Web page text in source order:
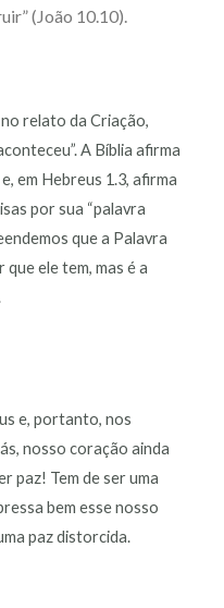
(João 10.10).
relato da Criação,
A Bíblia afirma
em Hebreus 1.3, afirma
por sua “palavra
que a Palavra
ele tem, mas é a
e, portanto, nos
nosso coração ainda
paz! Tem de ser uma
bem esse nosso
paz distorcida.